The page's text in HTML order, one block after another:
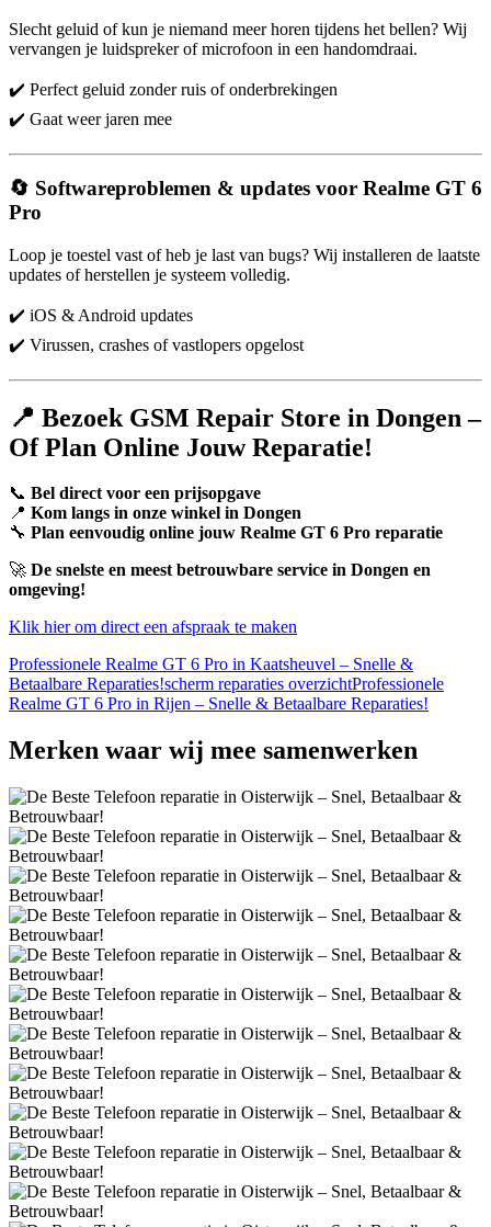
Slecht geluid of kun je niemand meer horen tijdens het bellen? Wij
vervangen je luidspreker of microfoon in een handomdraai.
✔️ Perfect geluid zonder ruis of onderbrekingen
✔️ Gaat weer jaren mee
🔄 Softwareproblemen & updates voor Realme GT 6
Pro
Loop je toestel vast of heb je last van bugs? Wij installeren de laatste
updates of herstellen je systeem volledig.
✔️ iOS & Android updates
✔️ Virussen, crashes of vastlopers opgelost
📍 Bezoek GSM Repair Store in Dongen –
Of Plan Online Jouw Reparatie!
📞 Bel direct voor een prijsopgave
📍 Kom langs in onze winkel in Dongen
🔧 Plan eenvoudig online jouw Realme GT 6 Pro reparatie
🚀 De snelste en meest betrouwbare service in Dongen en
omgeving!
Klik hier om direct een afspraak te maken
Professionele Realme GT 6 Pro in Kaatsheuvel – Snelle &
Betaalbare Reparaties!scherm reparaties overzichtProfessionele
Realme GT 6 Pro in Rijen – Snelle & Betaalbare Reparaties!
Merken waar wij mee samenwerken